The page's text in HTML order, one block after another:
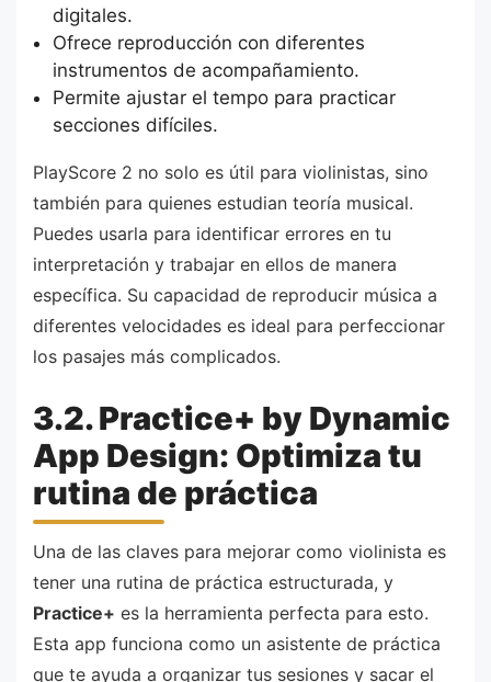
digitales.
Ofrece reproducción con diferentes
instrumentos de acompañamiento.
Permite ajustar el tempo para practicar
secciones difíciles.
PlayScore 2 no solo es útil para violinistas, sino
también para quienes estudian teoría musical.
Puedes usarla para identificar errores en tu
interpretación y trabajar en ellos de manera
específica. Su capacidad de reproducir música a
diferentes velocidades es ideal para perfeccionar
los pasajes más complicados.
3.2. Practice+ by Dynamic
App Design: Optimiza tu
rutina de práctica
Una de las claves para mejorar como violinista es
tener una rutina de práctica estructurada, y
Practice+ es la herramienta perfecta para esto.
Esta app funciona como un asistente de práctica
que te ayuda a organizar tus sesiones y sacar el